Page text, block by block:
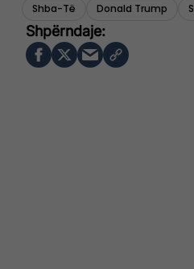
Shba-Të Donald Trump